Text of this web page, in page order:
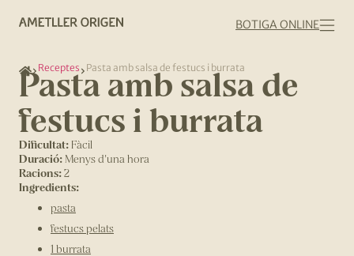
BOTIGA ONLINE
Receptes Pasta amb salsa de festucs i burrata
Pasta amb salsa de
festucs i burrata
Dificultat: Fàcil
Duració: Menys d'una hora
Racions:2
Ingredients:
pasta
festucs pelats
1 burrata